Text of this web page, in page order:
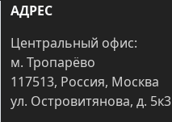
АДРЕС
Центральный офис:
м. Тропарёво
117513, Россия, Москва
ул. Островитянова, д. 5к3